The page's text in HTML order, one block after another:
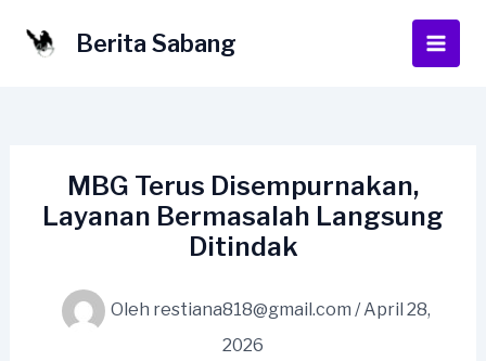
Berita Sabang
Main
MBG Terus Disempurnakan,
Layanan Bermasalah Langsung
Ditindak
Oleh restiana818@gmail.com /April 28,
2026